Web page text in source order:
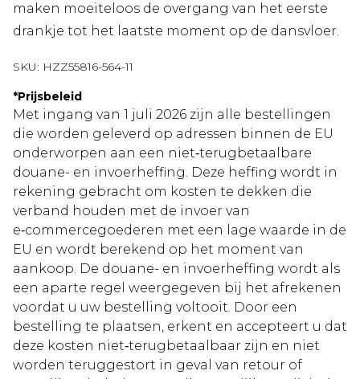
maken moeiteloos de overgang van het eerste
drankje tot het laatste moment op de dansvloer.
SKU: HZZ55816-564-11
*Prijsbeleid
Met ingang van 1 juli 2026 zijn alle bestellingen
die worden geleverd op adressen binnen de EU
onderworpen aan een niet‑terugbetaalbare
douane- en invoerheffing. Deze heffing wordt in
rekening gebracht om kosten te dekken die
verband houden met de invoer van
e‑commercegoederen met een lage waarde in de
EU en wordt berekend op het moment van
aankoop. De douane- en invoerheffing wordt als
een aparte regel weergegeven bij het afrekenen
voordat u uw bestelling voltooit. Door een
bestelling te plaatsen, erkent en accepteert u dat
deze kosten niet‑terugbetaalbaar zijn en niet
worden teruggestort in geval van retour of